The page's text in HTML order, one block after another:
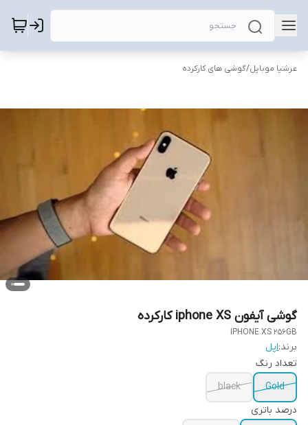
عرشیا موبایل/گوشی های کارکرده
گوشی آیفون iphone XS کارکرده
IPHONE XS 256GB
برند:اپل
تعداد رنگ
Gold
black
درصد باتری